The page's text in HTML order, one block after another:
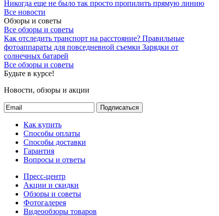
Никогда еще не было так просто пропилить прямую линию
Все новости
Обзоры и советы
Все обзоры и советы
Как отследить транспорт на расстояние? Правильные
фотоаппараты для повседневной съемки Зарядки от
солнечных батарей
Все обзоры и советы
Будьте в курсе!
Новости, обзоры и акции
Подписаться
Как купить
Способы оплаты
Способы доставки
Гарантия
Вопросы и ответы
Пресс-центр
Акции и скидки
Обзоры и советы
Фотогалерея
Видеообзоры товаров